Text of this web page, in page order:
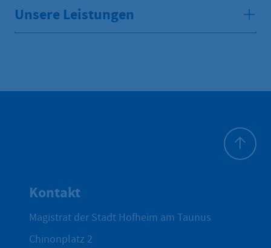
Unsere Leistungen
Kontakt
Magistrat der Stadt Hofheim am Taunus
Chinonplatz 2